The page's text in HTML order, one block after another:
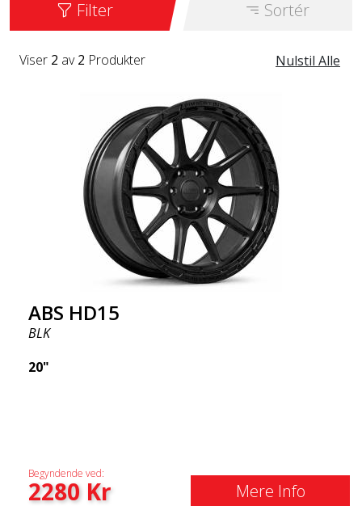
Filter Sortér
Nulstil Alle
Viser 2 av2 Produkter
ABS HD15
BLK
20"
Begyndende ved:
2280Kr Mere Info